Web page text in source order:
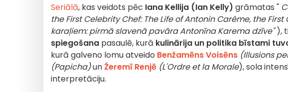
Seriālā, kas veidots pēc Iana Kellija (Ian Kelly) grāmatas "
the First Celebrity Chef: The Life of Antonin Carême, the
karaļiem: pirmā slavenā pavāra Antonīna Karema dzīve"),
spiegošana pasaulē, kurā kulinārija un politika bīstami
kurā galveno lomu atveido Benžamēns Voisēns (Illusions
(Papicha)unŽeremī Renjē (L'Ordre et la Morale), sola
interpretāciju.